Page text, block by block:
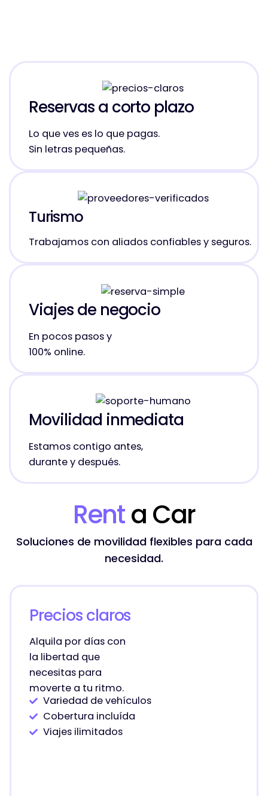
Reservas a corto plazo
Lo que ves es lo que pagas.
Sin letras pequeñas.
Turismo
Trabajamos con aliados confiables y seguros.
Viajes de negocio
En pocos pasos y
100% online.
Movilidad inmediata
Estamos contigo antes,
durante y después.
Renta Car
Soluciones de movilidad flexibles para cada
necesidad.
Precios claros
Alquila por días con
la libertad que
necesitas para
moverte a tu ritmo.
Variedad de vehículos
Cobertura incluída
Viajes ilimitados